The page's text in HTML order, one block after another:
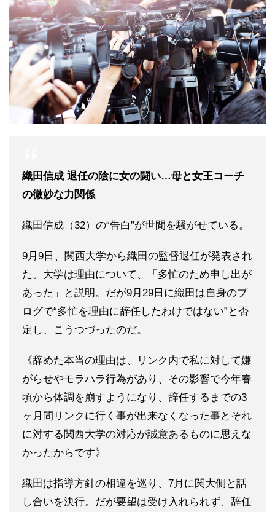
織田信成 退任の陰に女の闘い…母と女王コーチ
の微妙な力関係
織田信成（32）の“告白”が世間を騒がせている。
9月9日、関西大学から織田の監督退任が発表され
た。大学は理由について、「多忙のため申し出が
あった」と説明。だが9月29日に織田は自身のブ
ログで“多忙を理由に辞任したわけではない”と否
定し、こうつづったのだ。
《辞めた本当の理由は、リンク内で私に対して嫌
がらせやモラハラ行為があり、その影響で今年春
頃から体調を崩すようになり、辞任するまでの3
ヶ月間リンクに行く事が出来なくなった事とそれ
に対する関西大学の対応が誠意あるものに思えな
かったからです》
織田は指導方針の相違を巡り、7月に関大側と話
し合いを決行。だが要望は受け入れられず、辞任